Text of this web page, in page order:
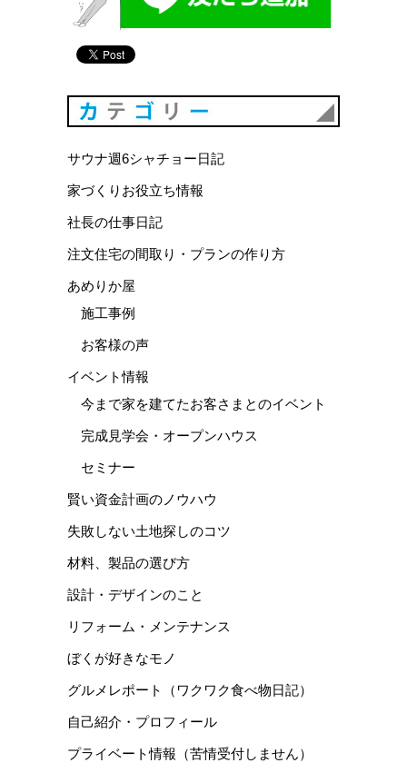
サウナ週6シャチョー日記
家づくりお役立ち情報
社長の仕事日記
注文住宅の間取り・プランの作り方
あめりか屋
施工事例
お客様の声
イベント情報
今まで家を建てたお客さまとのイベント
完成見学会・オープンハウス
セミナー
賢い資金計画のノウハウ
失敗しない土地探しのコツ
材料、製品の選び方
設計・デザインのこと
リフォーム・メンテナンス
ぼくが好きなモノ
グルメレポート（ワクワク食べ物日記）
自己紹介・プロフィール
プライベート情報（苦情受付しません）